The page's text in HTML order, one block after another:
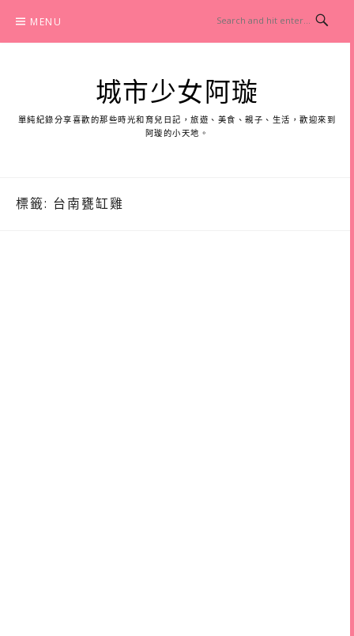
content
MENU
城市少女阿璇
單純紀錄分享喜歡的那些時光和育兒日記，旅遊、美食、親子、生活，歡迎來到
阿璇的小天地。
標籤: 台南甕缸雞